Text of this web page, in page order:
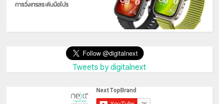
Tweets by digitalnext